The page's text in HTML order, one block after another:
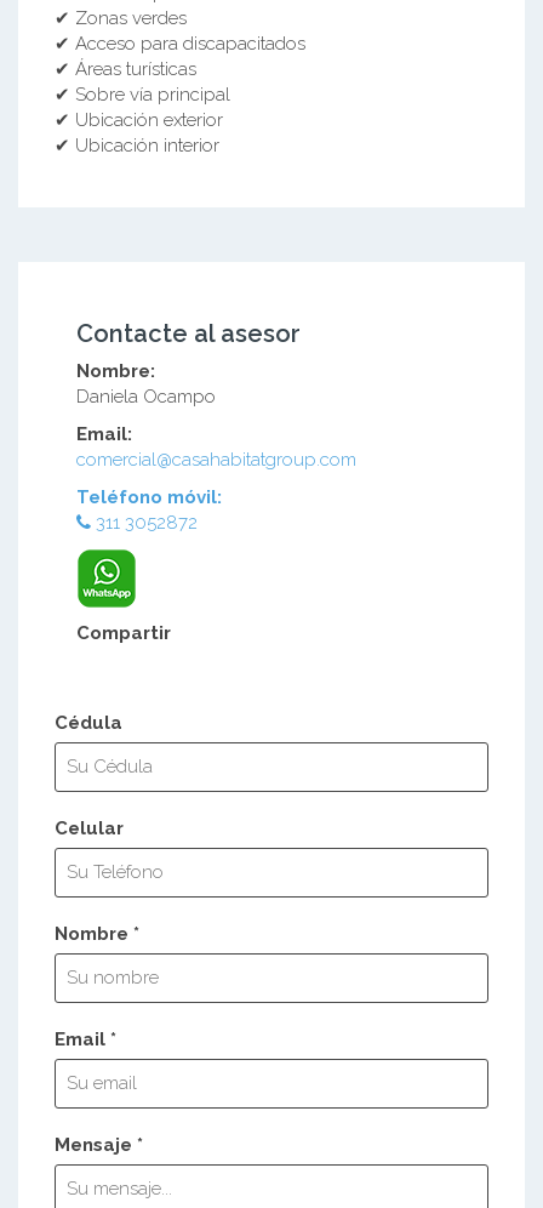
✔ Zonas verdes
✔ Acceso para discapacitados
✔ Áreas turísticas
✔ Sobre vía principal
✔ Ubicación exterior
✔ Ubicación interior
Contacte al asesor
Nombre:
Daniela Ocampo
Email:
comercial@casahabitatgroup.com
Teléfono móvil:
311 3052872
Compartir
Cédula
Celular
Nombre *
Email *
Mensaje *